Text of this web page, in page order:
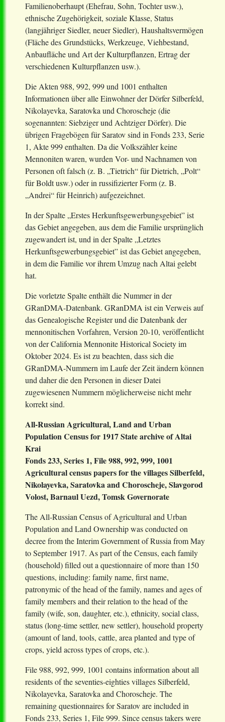
Familienoberhaupt (Ehefrau, Sohn, Tochter usw.),
ethnische Zugehörigkeit, soziale Klasse, Status
(langjähriger Siedler, neuer Siedler), Haushaltsvermögen
(Fläche des Grundstücks, Werkzeuge, Viehbestand,
Anbaufläche und Art der Kulturpflanzen, Ertrag der
verschiedenen Kulturpflanzen usw.).
Die Akten 988, 992, 999 und 1001 enthalten
Informationen über alle Einwohner der Dörfer Silberfeld,
Nikolayevka, Saratovka und Choroscheje (die
sogenannten: Siebziger und Achtziger Dörfer). Die
übrigen Fragebögen für Saratov sind in Fonds 233, Serie
1, Akte 999 enthalten. Da die Volkszähler keine
Mennoniten waren, wurden Vor- und Nachnamen von
Personen oft falsch (z. B. „Tietrich“ für Dietrich, „Polt“
für Boldt usw.) oder in russifizierter Form (z. B.
„Andrei“ für Heinrich) aufgezeichnet.
In der Spalte „Erstes Herkunftsgewerbungsgebiet” ist
das Gebiet angegeben, aus dem die Familie ursprünglich
zugewandert ist, und in der Spalte „Letztes
Herkunftsgewerbungsgebiet” ist das Gebiet angegeben,
in dem die Familie vor ihrem Umzug nach Altai gelebt
hat.
Die vorletzte Spalte enthält die Nummer in der
GRanDMA-Datenbank. GRanDMA ist ein Verweis auf
das Genealogische Register und die Datenbank der
mennonitischen Vorfahren, Version 20-10, veröffentlicht
von der California Mennonite Historical Society im
Oktober 2024. Es ist zu beachten, dass sich die
GRanDMA-Nummern im Laufe der Zeit ändern können
und daher die den Personen in dieser Datei
zugewiesenen Nummern möglicherweise nicht mehr
korrekt sind.
All-Russian Agricultural, Land and Urban
Population Census for 1917State archive of Altai
Krai
Fonds 233, Series 1, File 988, 992, 999, 1001
Agricultural census papers for the villages Silberfeld,
Nikolayevka, Saratovka and Choroscheje, Slavgorod
Volost, Barnaul Uezd, Tomsk Governorate
The All-Russian Census of Agricultural and Urban
Population and Land Ownership was conducted on
decree from the Interim Government of Russia from May
to September 1917. As part of the Census, each family
(household) filled out a questionnaire of more than 150
questions, including: family name, first name,
patronymic of the head of the family, names and ages of
family members and their relation to the head of the
family (wife, son, daughter, etc.), ethnicity, social class,
status (long-time settler, new settler), household property
(amount of land, tools, cattle, area planted and type of
crops, yield across types of crops, etc.).
File 988, 992, 999, 1001 contains information about all
residents of the seventies-eighties villages Silberfeld,
Nikolayevka, Saratovka and Choroscheje. The
remaining questionnaires for Saratov are included in
Fonds 233, Series 1, File 999. Since census takers were